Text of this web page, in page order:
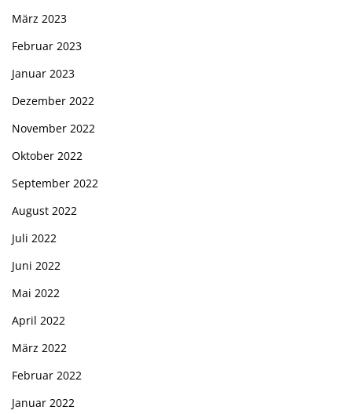
März 2023
Februar 2023
Januar 2023
Dezember 2022
November 2022
Oktober 2022
September 2022
August 2022
Juli 2022
Juni 2022
Mai 2022
April 2022
März 2022
Februar 2022
Januar 2022